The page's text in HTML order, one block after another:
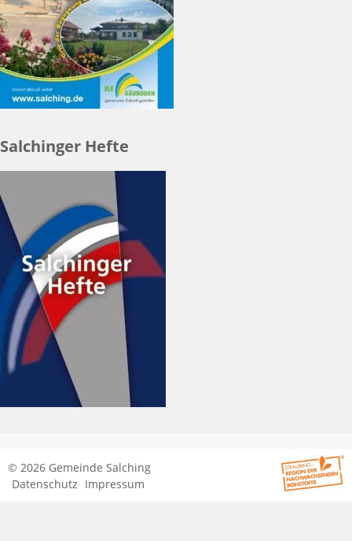
Salchinger Hefte
© 2026 Gemeinde Salching
Datenschutz Impressum